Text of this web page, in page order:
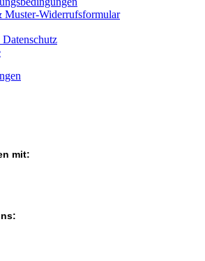
Muster-Widerrufsformular
mit: